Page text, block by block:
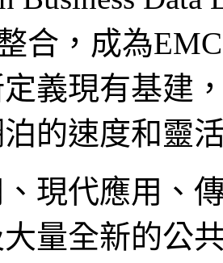
合，成為
義現有基建
的速度和靈
現代應用、
量全新的公